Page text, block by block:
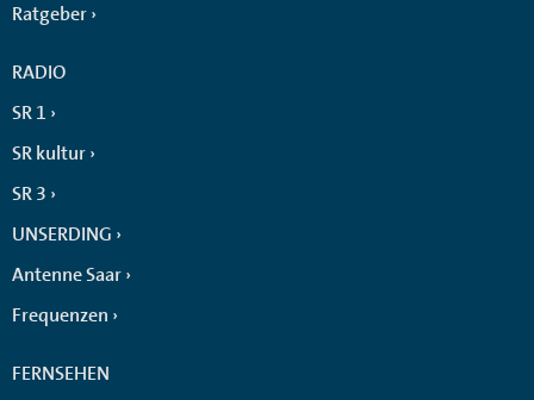
Ratgeber
RADIO
SR 1
SR kultur
SR 3
UNSERDING
Antenne Saar
Frequenzen
FERNSEHEN